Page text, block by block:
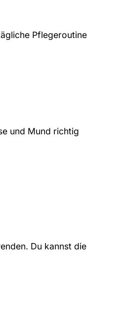
Pflegeroutine
und Mund richtig
Du kannst die